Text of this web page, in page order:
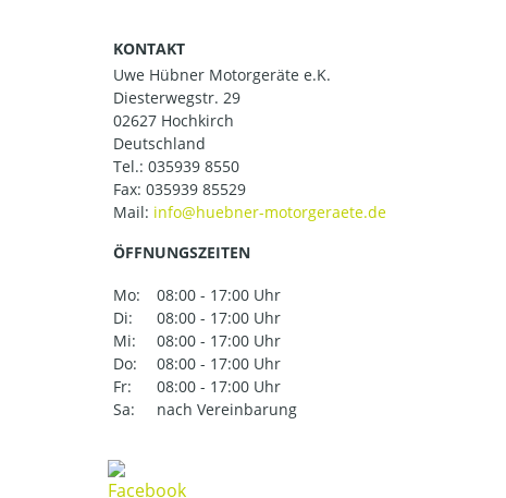
KONTAKT
Uwe Hübner Motorgeräte e.K.
Diesterwegstr. 29
02627 Hochkirch
Deutschland
Tel.: 035939 8550
Fax: 035939 85529
Mail:
ÖFFNUNGSZEITEN
Mo:
08:00 - 17:00 Uhr
Di:
08:00 - 17:00 Uhr
Mi:
08:00 - 17:00 Uhr
Do:
08:00 - 17:00 Uhr
Fr:
08:00 - 17:00 Uhr
Sa:
nach Vereinbarung